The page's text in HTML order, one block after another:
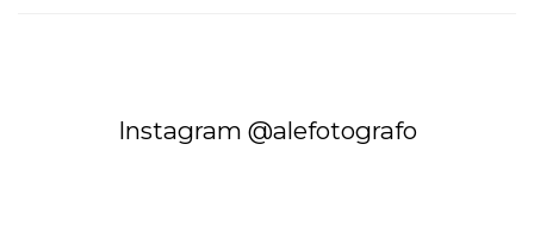
Instagram @alefotografo